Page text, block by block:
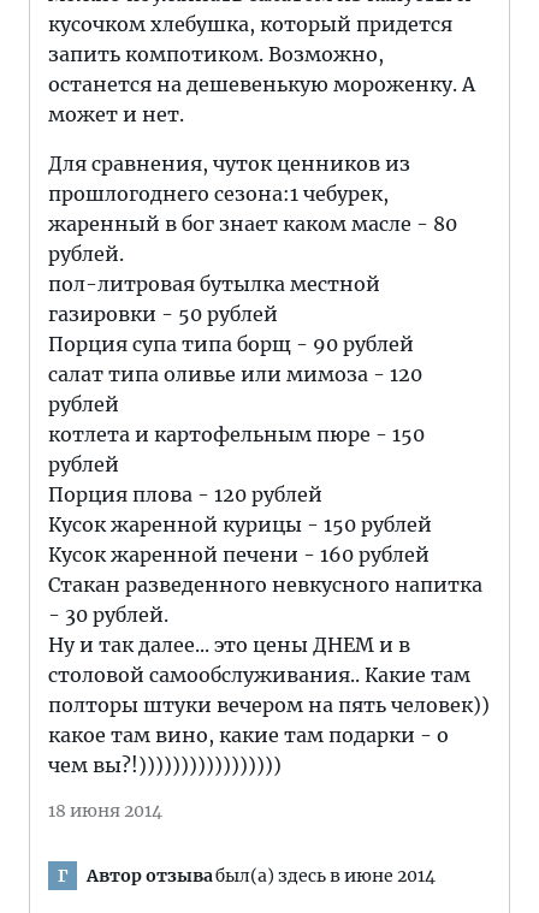
кусочком хлебушка, который придется
запить компотиком. Возможно,
останется на дешевенькую мороженку. А
может и нет.
Для сравнения, чуток ценников из
прошлогоднего сезона:1 чебурек,
жаренный в бог знает каком масле - 80
рублей.
пол-литровая бутылка местной
газировки - 50 рублей
Порция супа типа борщ - 90 рублей
салат типа оливье или мимоза - 120
рублей
котлета и картофельным пюре - 150
рублей
Порция плова - 120 рублей
Кусок жаренной курицы - 150 рублей
Кусок жаренной печени - 160 рублей
Стакан разведенного невкусного напитка
- 30 рублей.
Ну и так далее... это цены ДНЕМ и в
столовой самообслуживания.. Какие там
полторы штуки вечером на пять человек))
какое там вино, какие там подарки - о
чем вы?!)))))))))))))))))
18 июня 2014
Г Автор отзывабыл(а) здесь в июне 2014